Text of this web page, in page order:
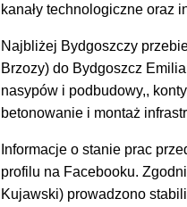
kanały technologiczne oraz
Najbliżej Bydgoszczy
Brzozy) do Bydgoszcz
nasypów i podbudowy,,
betonowanie i montaż
Informacje o stanie prac
profilu na Facebooku.
Kujawski) prowadzono